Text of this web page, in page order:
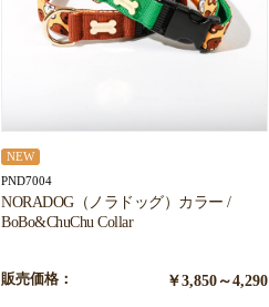
NEW
PND7004
NORADOG（ノラドッグ）カラー /
BoBo&ChuChu Collar
販売価格： ￥3,850～4,290